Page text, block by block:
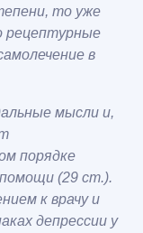
то уже
рецептурные
в
мысли и,
порядке
помощи (29 ст.).
к врачу и
депрессии у